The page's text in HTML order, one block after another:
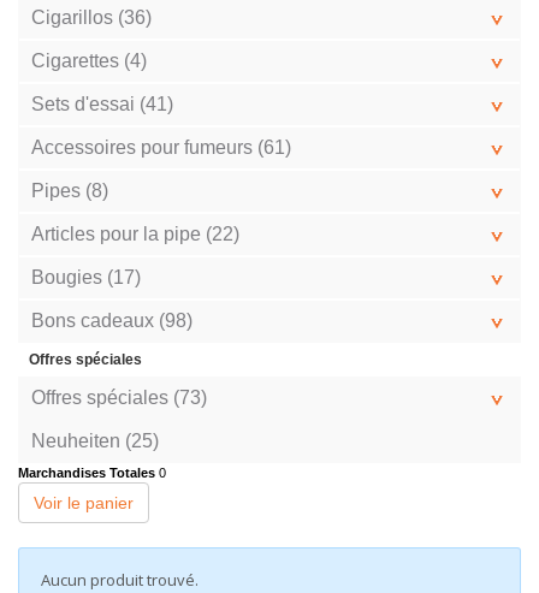
Cigarillos (36)
Cigarettes (4)
Sets d'essai (41)
Accessoires pour fumeurs (61)
Pipes (8)
Articles pour la pipe (22)
Bougies (17)
Bons cadeaux (98)
Offres spéciales
Offres spéciales (73)
Neuheiten (25)
Marchandises Totales 0
Voir le panier
Aucun produit trouvé.